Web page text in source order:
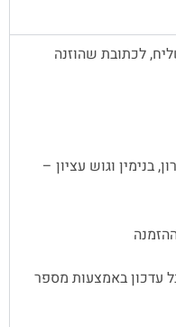
לכתובת שהוזנה
בנימין וגוש עציון –
עדכון באמצעות מספר